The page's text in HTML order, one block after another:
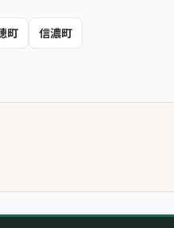
町 信濃町